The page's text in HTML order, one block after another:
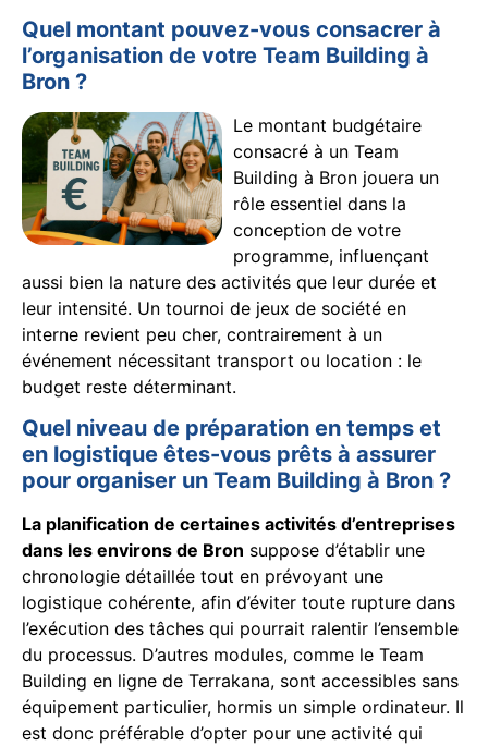
Quel montant pouvez-vous consacrer à
l’organisation de votre Team Building à
Bron ?
Le montant budgétaire
consacré à un Team
Building à Bron jouera un
rôle essentiel dans la
conception de votre
programme, influençant
aussi bien la nature des activités que leur durée et
leur intensité. Un tournoi de jeux de société en
interne revient peu cher, contrairement à un
événement nécessitant transport ou location : le
budget reste déterminant.
Quel niveau de préparation en temps et
en logistique êtes-vous prêts à assurer
pour organiser un Team Building à Bron ?
La planification de certaines activités d’entreprises
dans les environs de Bron suppose d’établir une
chronologie détaillée tout en prévoyant une
logistique cohérente, afin d’éviter toute rupture dans
l’exécution des tâches qui pourrait ralentir l’ensemble
du processus. D’autres modules, comme le Team
Building en ligne de Terrakana, sont accessibles sans
équipement particulier, hormis un simple ordinateur. Il
est donc préférable d’opter pour une activité qui